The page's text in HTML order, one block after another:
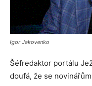
Igor Jakovenko
Šéfredaktor portálu
doufá, že se